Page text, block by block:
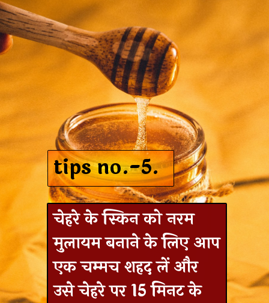
tips no.-5.
चेहरे के स्किन को नरम
मुलायम बनाने के लिए आप
एक चम्‍मच शहद लें और
उसे चेहरे पर 15 मिनट के